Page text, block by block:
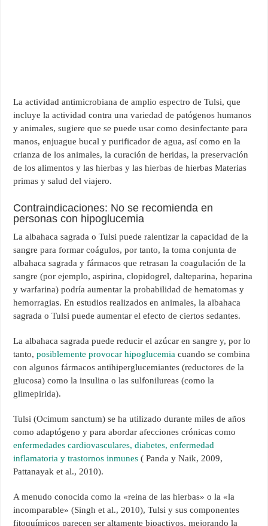
La actividad antimicrobiana de amplio espectro de Tulsi, que
incluye la actividad contra una variedad de patógenos humanos
y animales, sugiere que se puede usar como desinfectante para
manos, enjuague bucal y purificador de agua, así como en la
crianza de los animales, la curación de heridas, la preservación
de los alimentos y las hierbas y las hierbas de hierbas Materias
primas y salud del viajero.
Contraindicaciones: No se recomienda en
personas con hipoglucemia
La albahaca sagrada o Tulsi puede ralentizar la capacidad de la
sangre para formar coágulos, por tanto, la toma conjunta de
albahaca sagrada y fármacos que retrasan la coagulación de la
sangre (por ejemplo, aspirina, clopidogrel, dalteparina, heparina
y warfarina) podría aumentar la probabilidad de hematomas y
hemorragias. En estudios realizados en animales, la albahaca
sagrada o Tulsi puede aumentar el efecto de ciertos sedantes.
La albahaca sagrada puede reducir el azúcar en sangre y, por lo
tanto, posiblemente provocar hipoglucemiacuando se combina
con algunos fármacos antihiperglucemiantes (reductores de la
glucosa) como la insulina o las sulfonilureas (como la
glimepirida).
Tulsi (Ocimum sanctum) se ha utilizado durante miles de años
como adaptógeno y para abordar afecciones crónicas como
enfermedades cardiovasculares, diabetes, enfermedad
inflamatoria y trastornos inmunes( Panda y Naik, 2009,
Pattanayak et al., 2010).
A menudo conocida como la «reina de las hierbas» o la «la
incomparable» (Singh et al., 2010), Tulsi y sus componentes
fitoquímicos parecen ser altamente bioactivos, mejorando la